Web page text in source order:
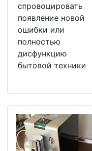
спровоцировать
появление новой
ошибки или
полностью
дисфункцию
бытовой техники